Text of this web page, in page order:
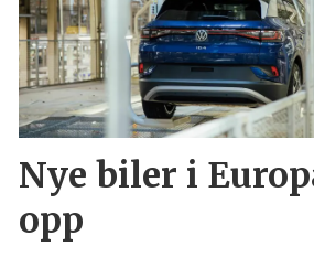
Nye biler i
opp